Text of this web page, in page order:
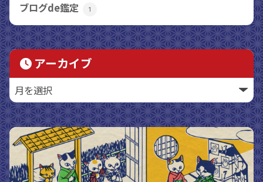
ブログde鑑定 1
アーカイブ